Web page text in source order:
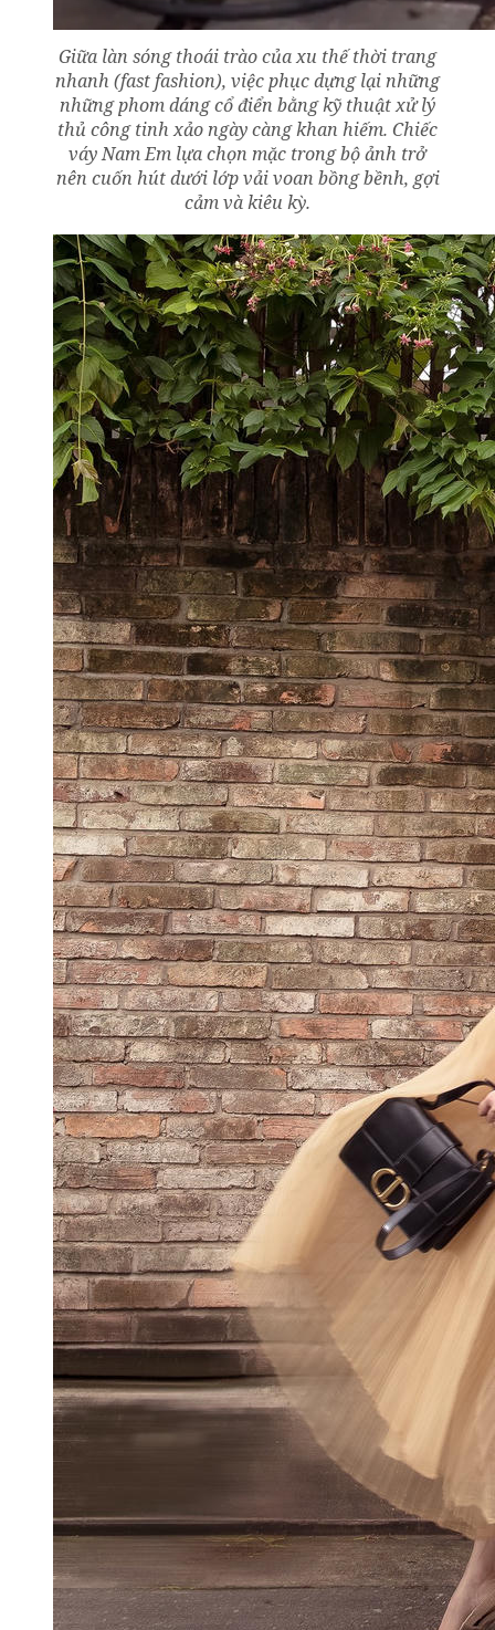
Giữa làn sóng thoái trào của xu thế thời trang
nhanh (fast fashion), việc phục dựng lại những
những phom dáng cổ điển bằng kỹ thuật xử lý
thủ công tinh xảo ngày càng khan hiếm. Chiếc
váy Nam Em lựa chọn mặc trong bộ ảnh trở
nên cuốn hút dưới lớp vải voan bồng bềnh, gợi
cảm và kiêu kỳ.